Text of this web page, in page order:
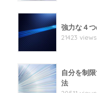
強力な４つ
21423 views
自分を制
法